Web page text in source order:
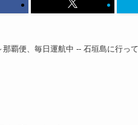
那覇便、毎日運航中 -- 石垣島に行っ